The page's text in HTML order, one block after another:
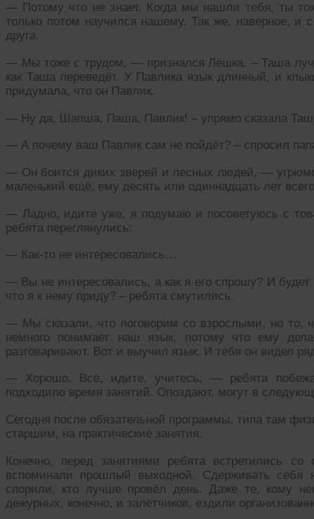
— Потому что не знает. Когда мы нашли тебя, ты
только потом научился нашему. Так же, наверное, и
друга.
— Мы тоже с трудом, — признался Лёшка. – Таша
как Таша переведёт. У Павлика язык длинный, и
придумала, что он Павлик.
— Ну да, Шапша, Паша, Павлик! – упрямо сказала
— А почему ваш Павлик сам не пойдёт? – спросил
— Он боится диких зверей и лесных людей, —
маленький ещё, ему десять или одиннадцать лет
— Ладно, идите уже, я подумаю и посоветуюсь с
ребята переглянулись:
— Как-то не интересовались…
— Вы не интересовались, а как я его спрошу? И
что я к нему приду? – ребята смутились.
— Мы сказали, что поговорим со взрослыми, но то,
немного понимает наш язык, потому что ему
разговаривают. Вот и выучил язык. И тебя он видел
— Хорошо. Всё, идите, учитесь, — ребята
подходило время занятий. Опоздают, могут в
Сегодня после обязательной программы, типа там
старшим, на практические занятия.
Конечно, перед занятиями ребята встретились со
вспоминали прошлый выходной. Сдерживать себя
спорили, кто лучше провёл день. Даже те, кому
дежурных, конечно, и залётчиков, ездили